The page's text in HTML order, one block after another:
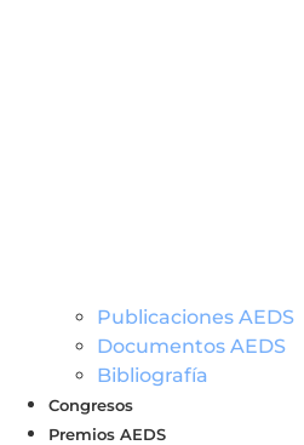
Publicaciones AEDS
Documentos AEDS
Bibliografía
Congresos
Premios AEDS